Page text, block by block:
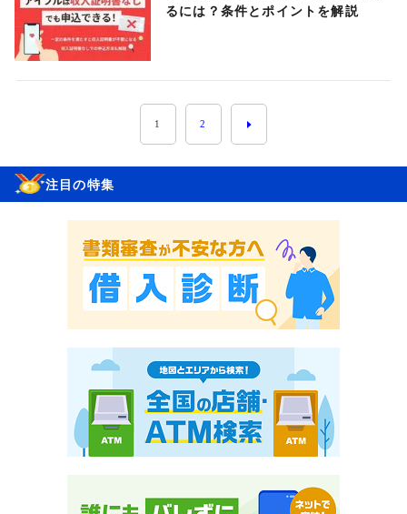
るには？条件とポイントを解説
1 2
注目の特集